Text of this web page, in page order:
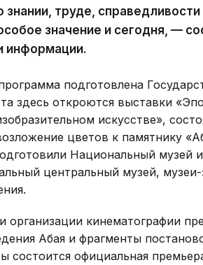
знании, труде,
значение и сегодня, —
информации.
подготовлена
здесь откроются выставки
искусстве»,
цветов к памятнику
Национальный музей
центральный музей, музеи-
организации кинематографии
Абая и фрагменты
состоится официальная